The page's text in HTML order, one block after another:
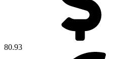
80.93